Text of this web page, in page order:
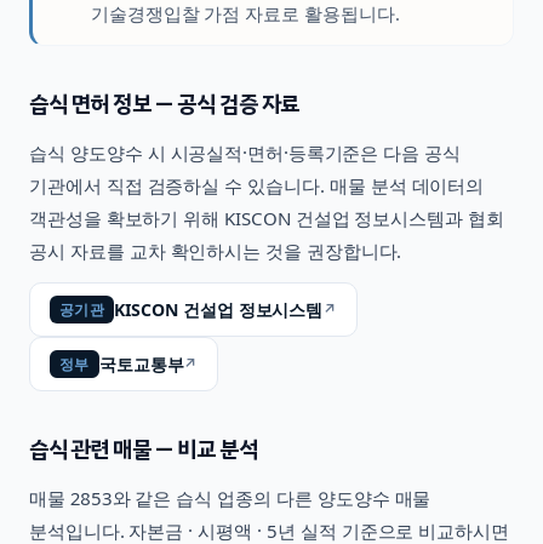
기술경쟁입찰 가점 자료로 활용됩니다.
습식면허 정보 — 공식 검증 자료
습식 양도양수 시 시공실적·면허·등록기준은 다음 공식
기관에서 직접 검증하실 수 있습니다. 매물 분석 데이터의
객관성을 확보하기 위해 KISCON 건설업 정보시스템과 협회
공시 자료를 교차 확인하시는 것을 권장합니다.
공기관 KISCON 건설업 정보시스템↗
정부 국토교통부↗
습식관련 매물 — 비교 분석
매물 2853와 같은 습식 업종의 다른 양도양수 매물
분석입니다. 자본금 · 시평액 · 5년 실적 기준으로 비교하시면